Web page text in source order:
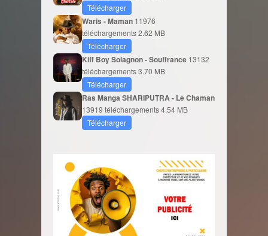
Télécharger
Waris - Maman 11976
téléchargements2.62 MB
Télécharger
Kiff Boy Solagnon - Souffrance 13132
téléchargements3.70 MB
Télécharger
Ras Manga SHARIPUTRA - Le Chaman
13919 téléchargements4.54 MB
Télécharger